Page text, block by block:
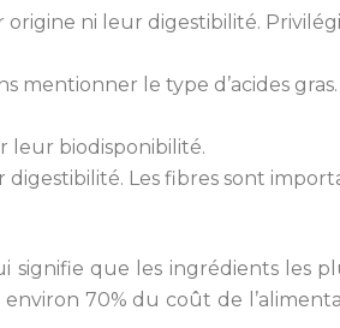
ni leur digestibilité.
mentionner le type d’acides
leur biodisponibilité.
Les fibres sont
signifie que les ingrédients les
70% du coût de